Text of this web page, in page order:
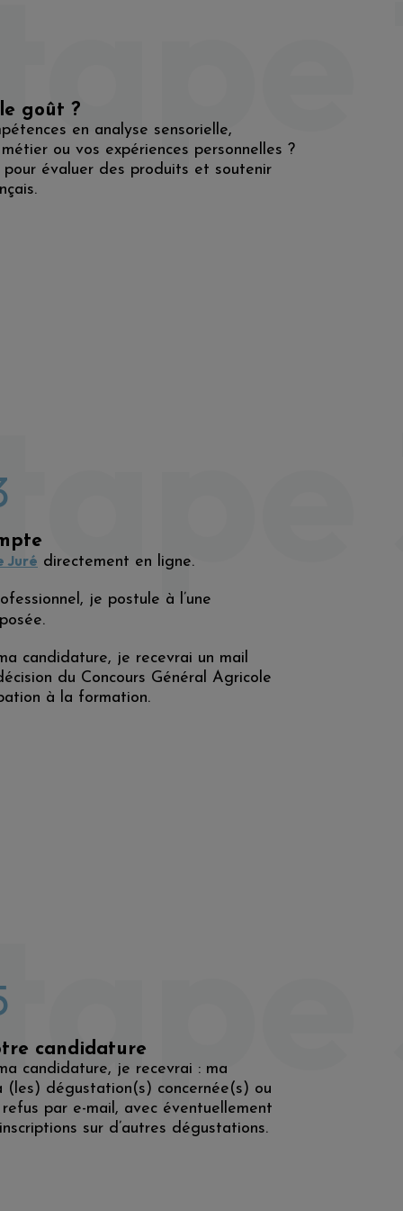
goût ?
en analyse sensorielle,
ou vos expériences personnelles ?
évaluer des produits et soutenir
Juré directement en ligne.
je postule à l’une
candidature, je recevrai un mail
du Concours Général Agricole
à la formation.
candidature
candidature, je recevrai : ma
(les) dégustation(s) concernée(s) ou
par e-mail, avec éventuellement
sur d’autres dégustations.